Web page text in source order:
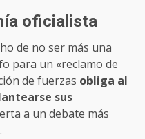
oficialista
de no ser más una
para un «reclamo de
de fuerzas obliga al
sus
a un debate más